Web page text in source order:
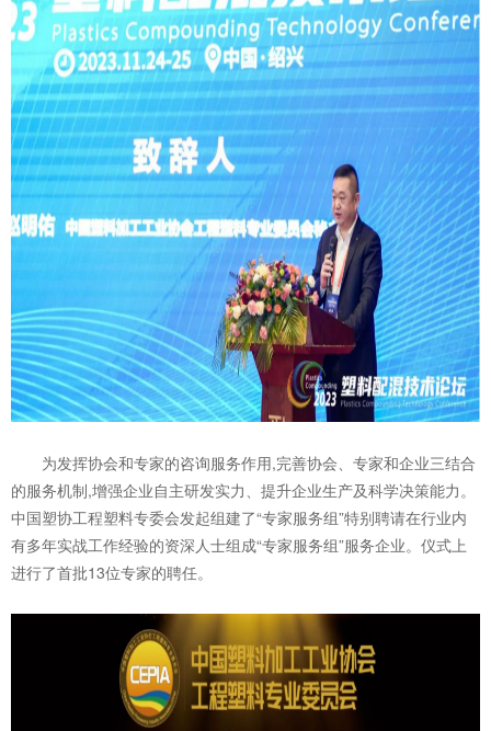
为发挥协会和专家的咨询服务作用,完善协会、专家和企业三结合
的服务机制,增强企业自主研发实力、提升企业生产及科学决策能力。
中国塑协工程塑料专委会发起组建了“专家服务组”特别聘请在行业内
有多年实战工作经验的资深人士组成“专家服务组”服务企业。仪式上
进行了首批13位专家的聘任。